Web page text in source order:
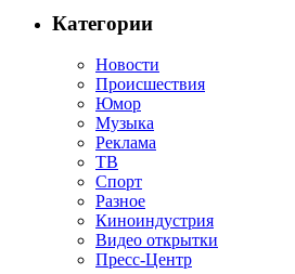
Категории
Новости
Происшествия
Юмор
Музыка
Реклама
ТВ
Спорт
Разное
Киноиндустрия
Видео открытки
Пресс-Центр